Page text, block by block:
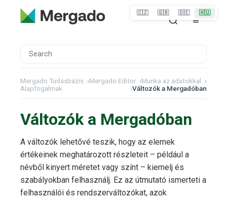
Mergado Tudásbázis ›Mergado Editor ›Munka az adatokkal ›
Alapfogalmak
›Változók a Mergadóban
Változók a Mergadóban
A változók lehetővé teszik, hogy az elemek
értékeinek meghatározott részleteit – például a
névből kinyert méretet vagy színt – kiemelj és
szabályokban felhasználj. Ez az útmutató ismerteti a
felhasználói és rendszerváltozókat, azok
🇨🇿 🇬🇧 🇩🇪 🇭🇺